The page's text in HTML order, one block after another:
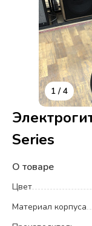
Series
О товаре
Цвет
Материал корпуса